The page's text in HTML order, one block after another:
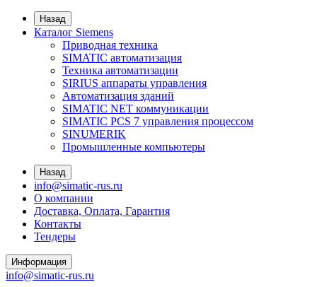
Назад
Каталог Siemens
Приводная техника
SIMATIC автоматизация
Техника автоматизации
SIRIUS аппараты управления
Автоматизация зданий
SIMATIC NET коммуникации
SIMATIC PCS 7 управления процессом
SINUMERIK
Промышленные компьютеры
Назад
info@simatic-rus.ru
О компании
Доставка, Оплата, Гарантия
Контакты
Тендеры
Информация
info@simatic-rus.ru